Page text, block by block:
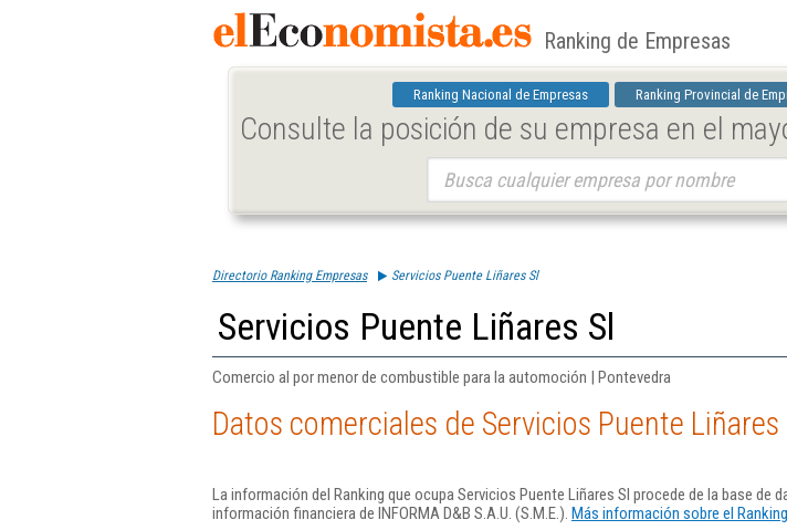
Ranking de Empresas
Ranking Nacional de Empresas Ranking Provincial de
Consulte la posición de su empresa en el
Directorio Ranking Empresas Servicios Puente Liñares Sl
Servicios Puente Liñares Sl
Comercio al por menor de combustible para la automoción | Pontevedra
Datos comerciales de Servicios Puente Liñares
La información del Ranking que ocupa Servicios Puente Liñares Sl procede de la base de
información financiera de INFORMA D&B S.A.U. (S.M.E.). Más información sobre el